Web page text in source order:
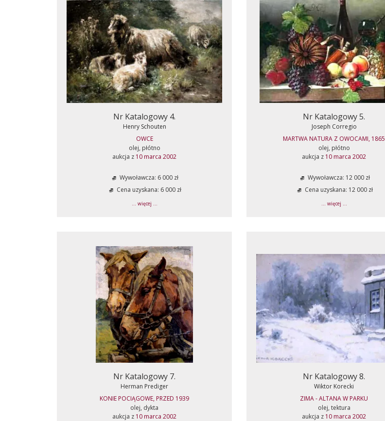
Nr Katalogowy 4.
Henry Schouten
OWCE
olej, płótno
aukcja z 10 marca 2002
Wywoławcza: 6 000 zł
Cena uzyskana: 6 000 zł
... więcej ...
Nr Katalogowy 5.
Joseph Corregio
MARTWA NATURA Z OWOCAMI, 1865
olej, płótno
aukcja z 10 marca 2002
Wywoławcza: 12 000 zł
Cena uzyskana: 12 000 zł
... więcej ...
Nr Katalogowy 7.
Herman Prediger
KONIE POCIĄGOWE, PRZED 1939
olej, dykta
aukcja z 10 marca 2002
Nr Katalogowy 8.
Wiktor Korecki
ZIMA - ALTANA W PARKU
olej, tektura
aukcja z 10 marca 2002